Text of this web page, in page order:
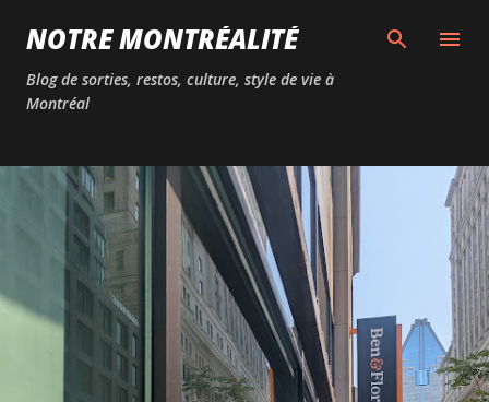
Passer au contenu principal
NOTRE MONTRÉALITÉ
Blog de sorties, restos, culture, style de vie à
Montréal